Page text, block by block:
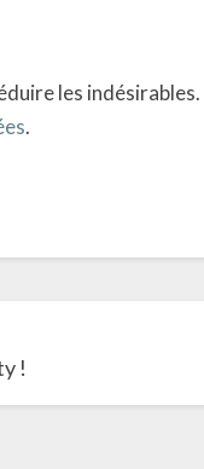
les indésirables.
.
!